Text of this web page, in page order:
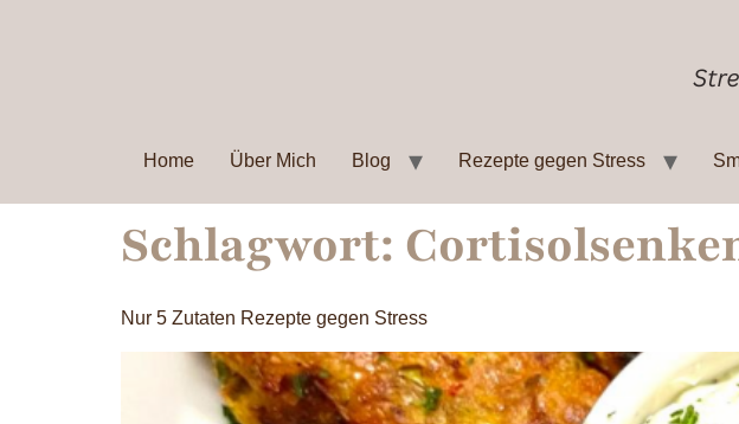
Home Über Mich Blog Rezepte gegen Stress
Schlagwort:
Nur 5 Zutaten Rezepte gegen Stress